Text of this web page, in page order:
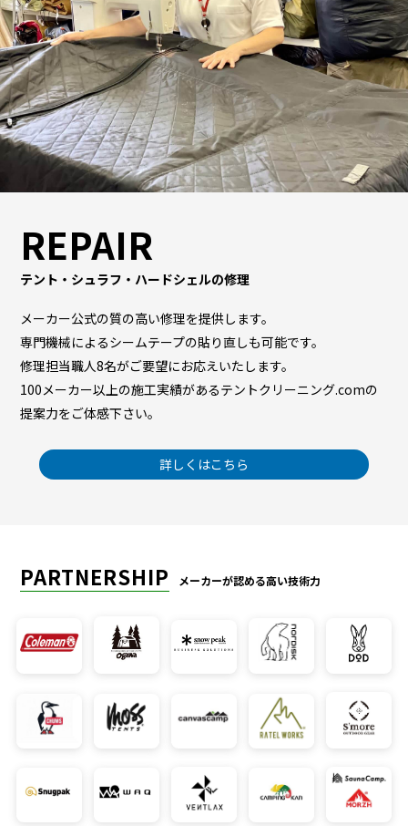
REPAIR
テント・シュラフ・ハードシェルの修理
メーカー公式の質の高い修理を提供します。
専門機械によるシームテープの貼り直しも可能です。
修理担当職人8名がご要望にお応えいたします。
100メーカー以上の施工実績があるテントクリーニング.comの
提案力をご体感下さい。
詳しくはこちら
PARTNERSHIP メーカーが認める高い技術力